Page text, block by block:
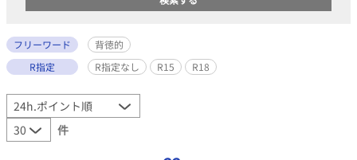
フリーワード
背徳的
R指定
R指定なし R15 R18
件